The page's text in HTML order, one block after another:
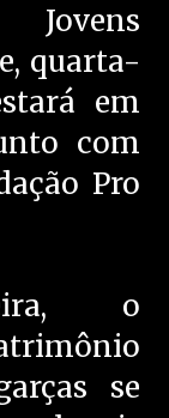
quarta-
em
com
Pro
o
se